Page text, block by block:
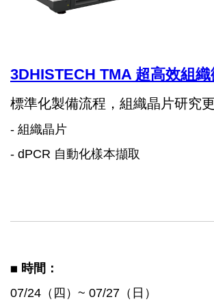
3DHISTECH TMA 超高效組
標準化製備流程，組織晶片研究
- 組織晶片
- dPCR 自動化樣本擷取
◼️ 時間：
07/24（四）~ 07/27（日）